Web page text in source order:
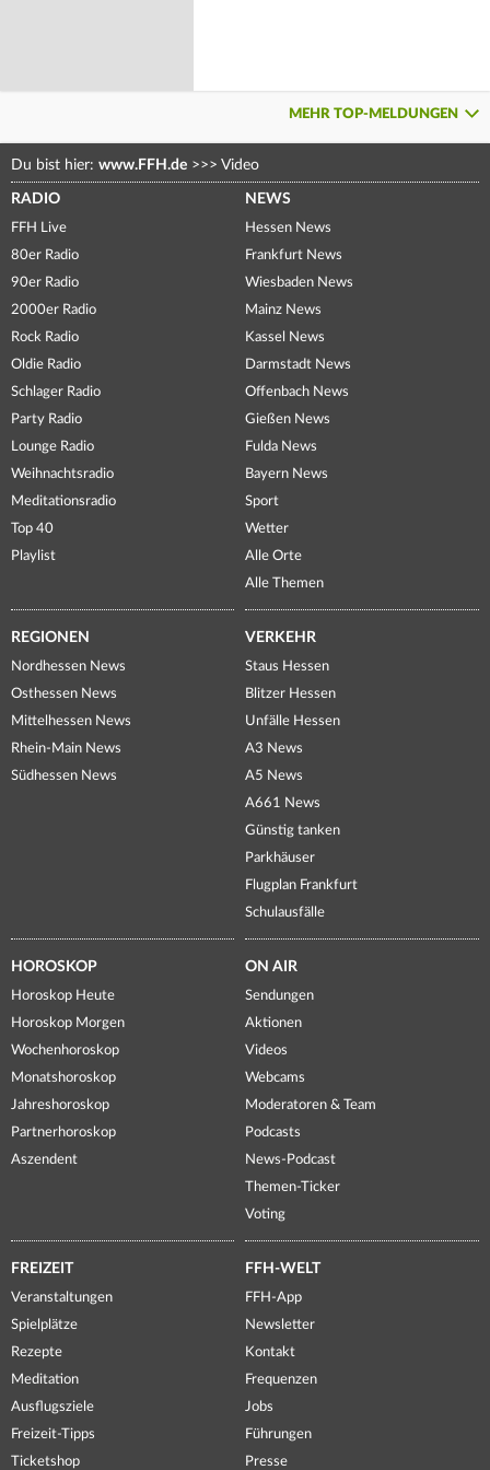
MEHR TOP-MELDUNGEN
Du bist hier: www.FFH.de >>> Video
RADIO
FFH Live
80er Radio
90er Radio
2000er Radio
Rock Radio
Oldie Radio
Schlager Radio
Party Radio
Lounge Radio
Weihnachtsradio
Meditationsradio
Top 40
Playlist
NEWS
Hessen News
Frankfurt News
Wiesbaden News
Mainz News
Kassel News
Darmstadt News
Offenbach News
Gießen News
Fulda News
Bayern News
Sport
Wetter
Alle Orte
Alle Themen
REGIONEN
Nordhessen News
Osthessen News
Mittelhessen News
Rhein-Main News
Südhessen News
VERKEHR
Staus Hessen
Blitzer Hessen
Unfälle Hessen
A3 News
A5 News
A661 News
Günstig tanken
Parkhäuser
Flugplan Frankfurt
Schulausfälle
HOROSKOP
Horoskop Heute
Horoskop Morgen
Wochenhoroskop
Monatshoroskop
Jahreshoroskop
Partnerhoroskop
Aszendent
ON AIR
Sendungen
Aktionen
Videos
Webcams
Moderatoren & Team
Podcasts
News-Podcast
Themen-Ticker
Voting
FREIZEIT
Veranstaltungen
Spielplätze
Rezepte
Meditation
Ausflugsziele
Freizeit-Tipps
Ticketshop
FFH-WELT
FFH-App
Newsletter
Kontakt
Frequenzen
Jobs
Führungen
Presse